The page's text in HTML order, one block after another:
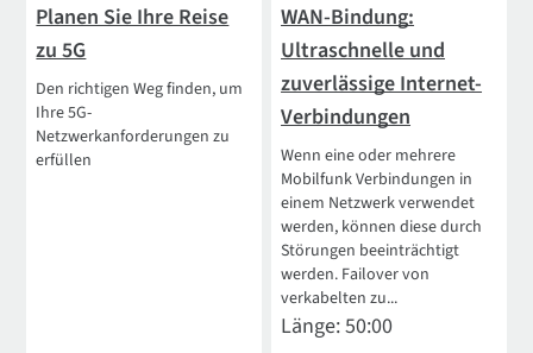
Planen Sie Ihre Reise
zu 5G
Den richtigen Weg finden, um
Ihre 5G-
Netzwerkanforderungen zu
erfüllen
WAN-Bindung:
Ultraschnelle und
zuverlässige Internet-
Verbindungen
Wenn eine oder mehrere
Mobilfunk Verbindungen in
einem Netzwerk verwendet
werden, können diese durch
Störungen beeinträchtigt
werden. Failover von
verkabelten zu...
Länge: 50:00